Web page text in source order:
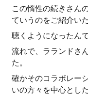
この惰性の続きさん
ていうのをご紹介い
聴くようになったんで
流れで、ラランドさ
た。
確かそのコラボレー
いの方々を中心とした